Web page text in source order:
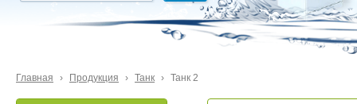
Главная › Продукция › Танк › Танк 2